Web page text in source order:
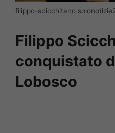
filippo-scicchitano
Filippo
conquistato
Lobosco